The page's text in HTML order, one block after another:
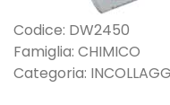
Codice: DW2450
Famiglia: CHIMICO
Categoria: